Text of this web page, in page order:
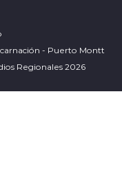
- Puerto Montt
Regionales 2026